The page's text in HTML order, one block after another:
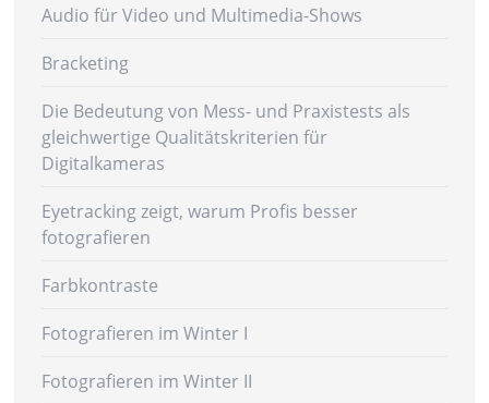
Audio für Video und Multimedia-Shows
Bracketing
Die Bedeutung von Mess- und Praxistests als
gleichwertige Qualitätskriterien für
Digitalkameras
Eyetracking zeigt, warum Profis besser
fotografieren
Farbkontraste
Fotografieren im Winter I
Fotografieren im Winter II